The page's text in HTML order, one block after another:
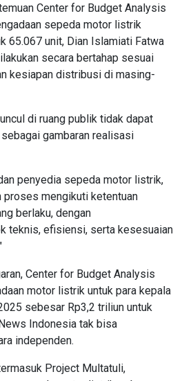
Center for Budget Analysis
sepeda motor listrik
65.067 unit, Dian Islamiati Fatwa
secara bertahap sesuai
kesiapan distribusi di masing-
di ruang publik tidak dapat
gambaran realisasi
penyedia sepeda motor listrik,
proses mengikuti ketentuan
berlaku, dengan
teknis, efisiensi, serta kesesuaian
Center for Budget Analysis
motor listrik untuk para kepala
sebesar Rp3,2 triliun untuk
Indonesia tak bisa
independen.
Project Multatuli,